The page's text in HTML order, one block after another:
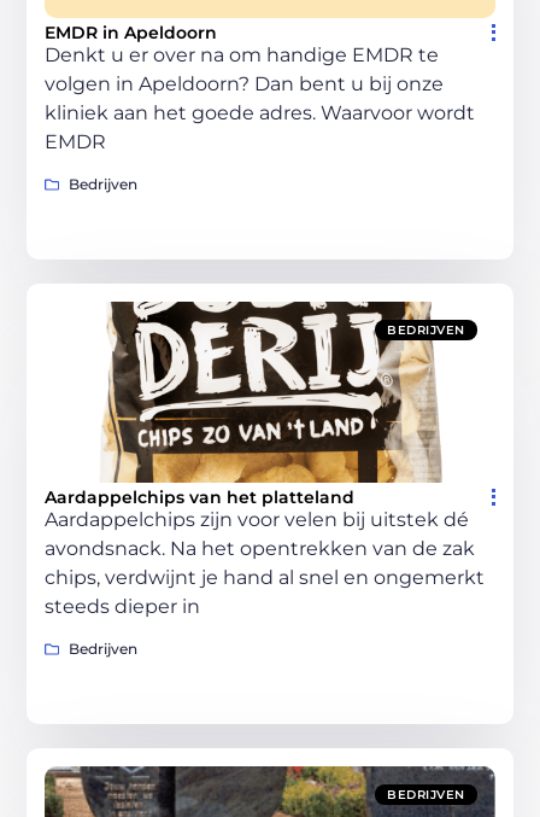
EMDR in Apeldoorn
Denkt u er over na om handige EMDR te
volgen in Apeldoorn? Dan bent u bij onze
kliniek aan het goede adres. Waarvoor wordt
EMDR
Bedrijven
BEDRIJVEN
Aardappelchips van het platteland
Aardappelchips zijn voor velen bij uitstek dé
avondsnack. Na het opentrekken van de zak
chips, verdwijnt je hand al snel en ongemerkt
steeds dieper in
Bedrijven
BEDRIJVEN